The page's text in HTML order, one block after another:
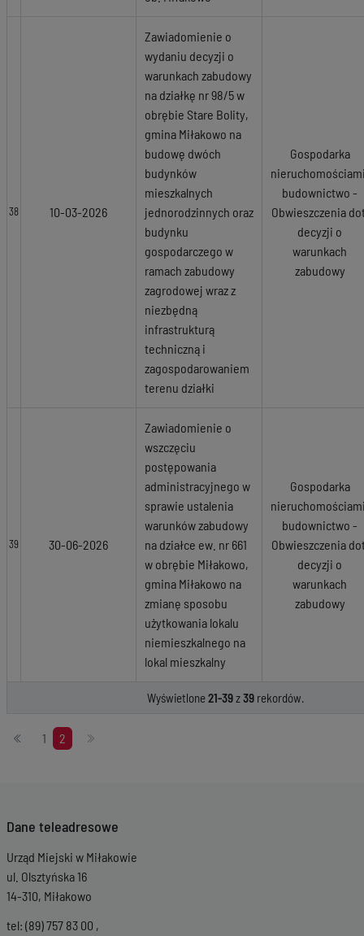
38 10-03-2026
Zawiadomienie o
wydaniu decyzji o
warunkach zabudowy
na działkę nr 98/5 w
obrębie Stare Bolity,
gmina Miłakowo na
budowę dwóch
budynków
mieszkalnych
jednorodzinnych oraz
budynku
gospodarczego w
ramach zabudowy
zagrodowej wraz z
niezbędną
infrastrukturą
techniczną i
zagospodarowaniem
terenu działki
Gospodarka
budownictwo -
Obwieszczenia
decyzji o
warunkach
zabudowy
39 30-06-2026
Zawiadomienie o
wszczęciu
postępowania
administracyjnego w
sprawie ustalenia
warunków zabudowy
na działce ew. nr 661
w obrębie Miłakowo,
gmina Miłakowo na
zmianę sposobu
użytkowania lokalu
niemieszkalnego na
lokal mieszkalny
Gospodarka
budownictwo -
Obwieszczenia
decyzji o
warunkach
zabudowy
Wyświetlone21-39z39rekordów.
Stronicowanie
1 2
Dane teleadresowe
Urząd Miejski w Miłakowie
ul. Olsztyńska 16
14-310, Miłakowo
tel: (89) 757 83 00 ,